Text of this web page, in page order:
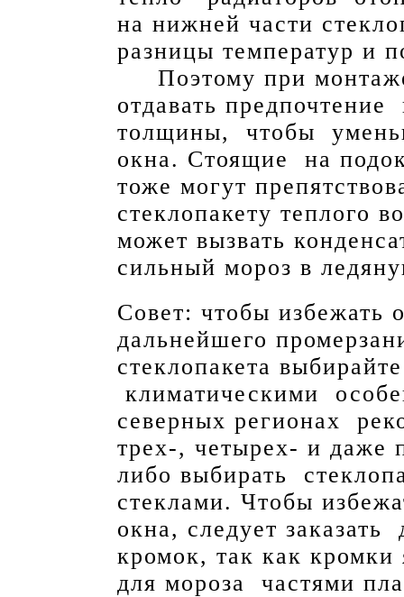
на нижней части
разницы температур и
Поэтому при
отдавать
толщины, чтобы
окна. Стоящие на
тоже могут
стеклопакету теплого
может вызвать
сильный мороз в
Совет: чтобы избежать
дальнейшего
стеклопакета
климатическими
северных регионах
трех-, четырех- и даже
либо выбирать
стеклами. Чтобы
окна, следует
кромок, так как
для мороза частями